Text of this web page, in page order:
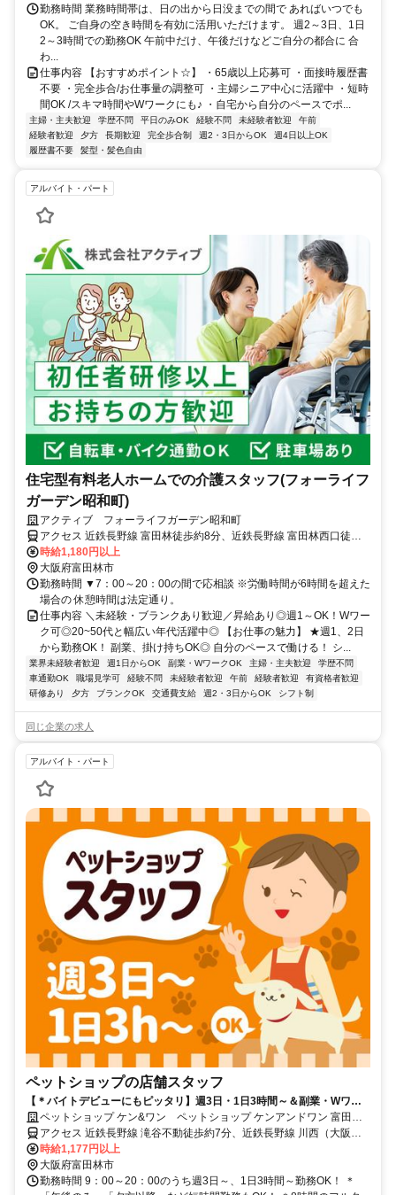
勤務時間 業務時間帯は、日の出から日没までの間で あればいつでも
OK。 ご自身の空き時間を有効に活用いただけます。 週2～3日、1日
2～3時間での勤務OK 午前中だけ、午後だけなどご自分の都合に 合
わ...
仕事内容 【おすすめポイント☆】 ・65歳以上応募可 ・面接時履歴書
不要 ・完全歩合/お仕事量の調整可 ・主婦シニア中心に活躍中 ・短時
間OK /スキマ時間やWワークにも♪ ・自宅から自分のペースでポ...
主婦・主夫歓迎 学歴不問 平日のみOK 経験不問 未経験者歓迎
午前
経験者歓迎
夕方 長期歓迎 完全歩合制 週2・3日からOK
週4日以上OK
履歴書不要
髪型・髪色自由
アルバイト・パート
住宅型有料老人ホームでの介護スタッフ(フォーライフ
ガーデン昭和町)
アクティブ フォーライフガーデン昭和町
アクセス 近鉄長野線 富田林徒歩約8分、近鉄長野線 富田林西口徒歩
約10分 ※マイカー通勤可
時給1,180円以上
大阪府富田林市
勤務時間 ▼7：00～20：00の間で応相談 ※労働時間が6時間を超えた
場合の 休憩時間は法定通り。
仕事内容 ＼未経験・ブランクあり歓迎／昇給あり◎週1～OK！Wワー
ク可◎20~50代と幅広い年代活躍中◎ 【お仕事の魅力】 ★週1、2日
から勤務OK！ 副業、掛け持ちOK◎ 自分のペースで働ける！ シ...
業界未経験者歓迎 週1日からOK 副業・WワークOK 主婦・主夫歓迎
学歴不問
車通勤OK
職場見学可 経験不問 未経験者歓迎 午前 経験者歓迎
有資格者歓迎
研修あり
夕方 ブランクOK 交通費支給 週2・3日からOK シフト制
同じ企業の求人
アルバイト・パート
ペットショップの店舗スタッフ
【＊バイトデビューにもピッタリ】週3日・1日3時間～＆副業・Wワー
クOK◆社割など充実の福利厚生！
ペットショップ ケン&ワン ペットショップ ケンアンドワン 富田林
錦織店
アクセス 近鉄長野線 滝谷不動徒歩約7分、近鉄長野線 川西（大阪
府）徒歩約17分、近鉄長野線 汐ノ宮徒歩約26分 滝谷不動駅から徒歩
12分 ＊マイカー通勤OK
時給1,177円以上
大阪府富田林市
勤務時間 9：00～20：00のうち週3日～、1日3時間～勤務OK！ ＊